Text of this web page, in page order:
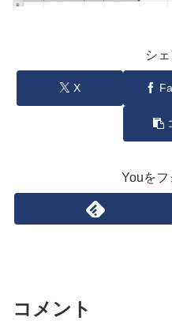
シ
X
Youをフ
コメント